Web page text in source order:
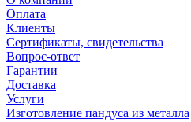
Оплата
Клиенты
Сертификаты, свидетельства
Вопрос-ответ
Гарантии
Доставка
Услуги
Изготовление пандуса из металла